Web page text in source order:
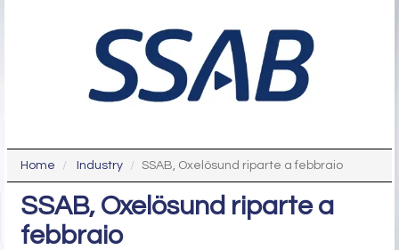
Home Industry SSAB, Oxelösund riparte a febbraio
SSAB, Oxelösund riparte a
febbraio